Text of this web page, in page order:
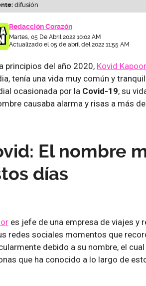
difusión
Redacción Corazón
Martes, 05 De Abril 2022 10:02 AM
Actualizado el 05 de abril del 2022 11:55 AM
principios del año 2020, Kovid Kapoor
tenía una vida muy común y
ocasionada por la Covid-19, su
causaba alarma y risas a más
El nombre
días
es jefe de una empresa de viajes y
redes sociales momentos que
debido a su nombre, el
que ha conocido a lo largo de